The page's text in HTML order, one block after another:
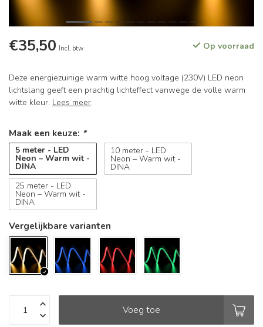
€35,50 Incl. btw Op voorraad
Deze energiezuinige warm witte hoog voltage (230V) LED neon
lichtslang geeft een prachtig lichteffect vanwege de volle warm
witte kleur. Lees meer.
Maak een keuze: *
5 meter - LED
Neon – Warm wit -
DINA
10 meter - LED
Neon – Warm wit -
DINA
25 meter - LED
Neon – Warm wit -
DINA
Vergelijkbare varianten
Voeg toe